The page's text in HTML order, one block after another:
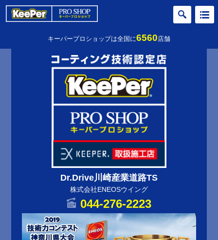
キーパープロショップは全国に6560店舗
Dr.Drive川崎産業道路TS
株式会社ENEOSウイング
044-276-2223